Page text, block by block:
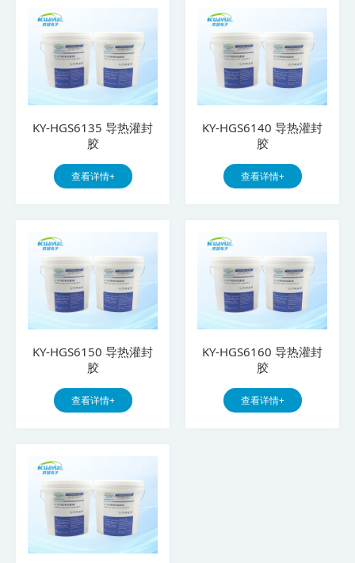
KY-HGS6135 导热灌封
胶
查看详情+
KY-HGS6140 导热灌封
胶
查看详情+
KY-HGS6150 导热灌封
胶
查看详情+
KY-HGS6160 导热灌封
胶
查看详情+